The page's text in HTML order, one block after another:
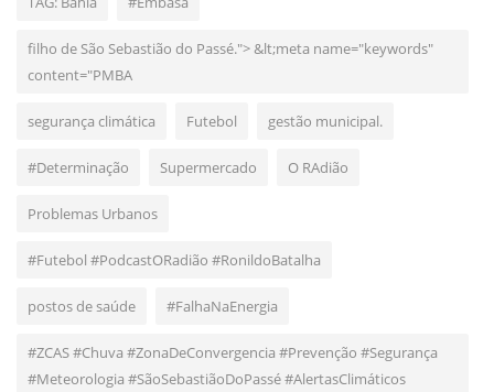
filho de São Sebastião do Passé."> &lt;meta name="keywords"
content="PMBA
segurança climática Futebol gestão municipal.
#Determinação Supermercado O RAdião
Problemas Urbanos
#Futebol #PodcastORadião #RonildoBatalha
postos de saúde #FalhaNaEnergia
#ZCAS #Chuva #ZonaDeConvergencia #Prevenção #Segurança
#Meteorologia #SãoSebastiãoDoPassé #AlertasClimáticos